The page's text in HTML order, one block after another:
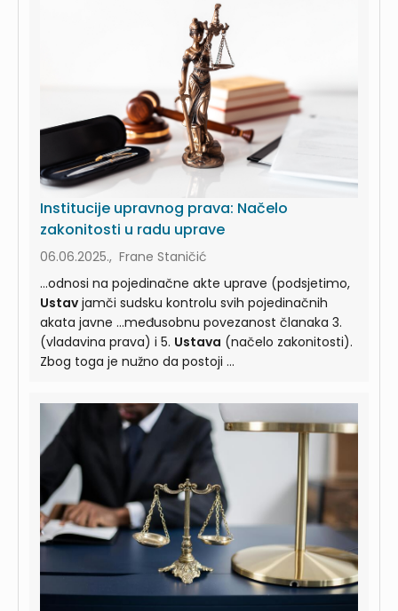
Institucije upravnog prava: Načelo
zakonitosti u radu uprave
06.06.2025., Frane Staničić
...odnosi na pojedinačne akte uprave (podsjetimo,
Ustav jamči sudsku kontrolu svih pojedinačnih
akata javne ...međusobnu povezanost članaka 3.
(vladavina prava) i 5. Ustava (načelo zakonitosti).
Zbog toga je nužno da postoji ...